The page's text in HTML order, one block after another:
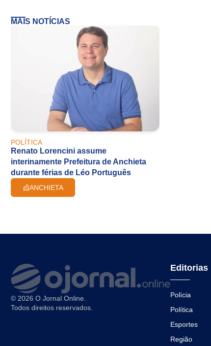
MAIS NOTÍCIAS
POLÍTICA
Renato Lorencini assume
interinamente Prefeitura de Anchieta
durante férias de Léo Português
ANCHIETA
© 2026 O Jornal Online.
Todos direitos reservados.
Editorias
Polícia
Política
Esportes
Região